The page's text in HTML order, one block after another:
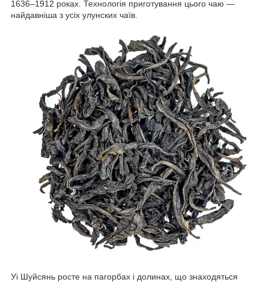
1636–1912 роках. Технологія приготування цього чаю —
найдавніша з усіх улунских чаїв.
Уі Шуйсянь росте на пагорбах і долинах, що знаходяться